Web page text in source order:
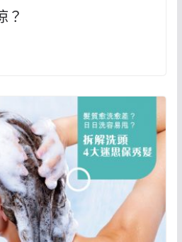
？